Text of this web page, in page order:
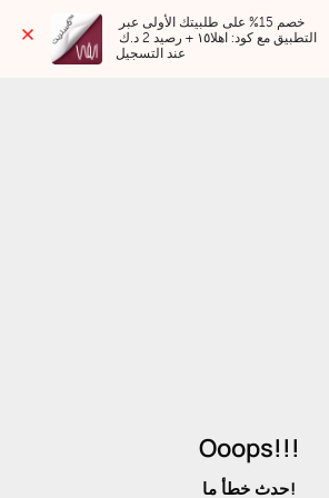
عند التسجيل
Ooops!!!
حدث خطأ ما!